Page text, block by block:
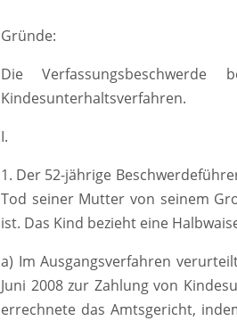
Gründe:
Die
Kindesunterhaltsverfahren.
I.
1. Der 52-jährige
Tod seiner Mutter von seinem
ist. Das Kind bezieht eine
a) Im Ausgangsverfahren
Juni 2008 zur Zahlung von
errechnete das Amtsgericht,